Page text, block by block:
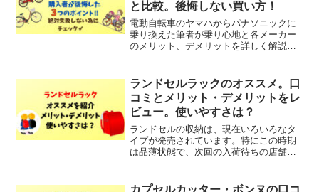
と比較。後悔しない買い方！
電動自転車のヤマハからパナソニックに
乗り換えた筆者が乗り心地と各メーカー
のメリット、デメリットを詳しく解説。
ら記載しているので購入者目線で説明し
ています。あなたの自転車選びの参考に
なること間違いなしです。
ランドセルラックのオススメ。口
コミとメリット・デメリットをレ
ビュー。使いやすさは？
ランドセルの収納は、現在いろいろなタ
イプが発売されています。特にこの時期
は品薄状態で、次回の入荷待ちの店舗も
んとした収納場所を作ってあげましょ